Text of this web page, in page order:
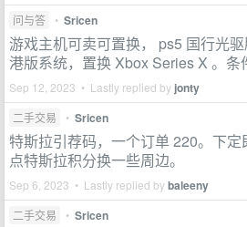
问与答 • Sricen
游戏主机可卖可置换， ps5 国行光
港版系统，置换 Xbox Series X 。条
Sep 12, 2023 • Lastly replied by jonty
二手交易 • Sricen
特斯拉引荐码，一个订单 220。下
点特斯拉积分换一些周边。
Sep 6, 2023 • Lastly replied bybaleeny
二手交易 • Sricen